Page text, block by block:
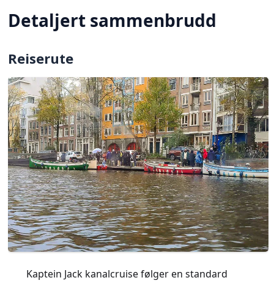
Detaljert sammenbrudd
Reiserute
Kaptein Jack kanalcruise følger en standard